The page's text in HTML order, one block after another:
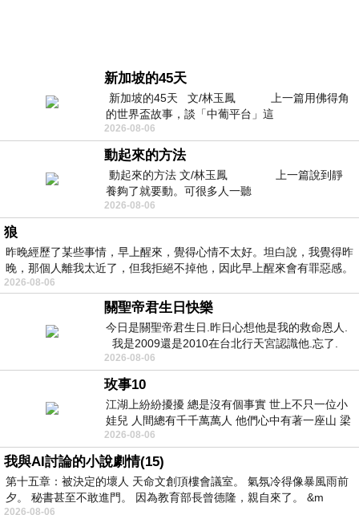
新加坡的45天
新加坡的45天 文/林玉鳳 上一篇用佛得角
的世界盃故事，談「中葡平台」這
2026-08-06
動起來的方法
動起來的方法 文/林玉鳳 上一篇說到靜
養夠了就要動。可很多人一聽
2026-08-06
狼
昨晚經歷了某些事情，早上醒來，覺得心情不太好。坦白說，我覺得昨
晚，那個人離我太近了，但我拒絕不掉他，因此早上醒來會有罪惡感。
2026-08-06
關聖帝君生日快樂
今日是關聖帝君生日.昨日心想他是我的救命恩人.
我是2009還是2010在台北行天宮認識他.忘了.
一個奇摩交友的網友學
2026-08-06
玫事10
江湖上紛紛擾擾 總是沒有個事實 世上不只一位小
娃兒 人間總有千千萬萬人 他們心中有著一座山 梁
山佛山泰華衡恆嵩 一山之高
2026-08-06
我與AI討論的小說劇情(15)
第十五章：被決定的壞人 天命文創頂樓會議室。 氣氛冷得像暴風雨前
夕。 秘書甚至不敢進門。 因為教育部長曾德隆，親自來了。 &m
2026-08-06